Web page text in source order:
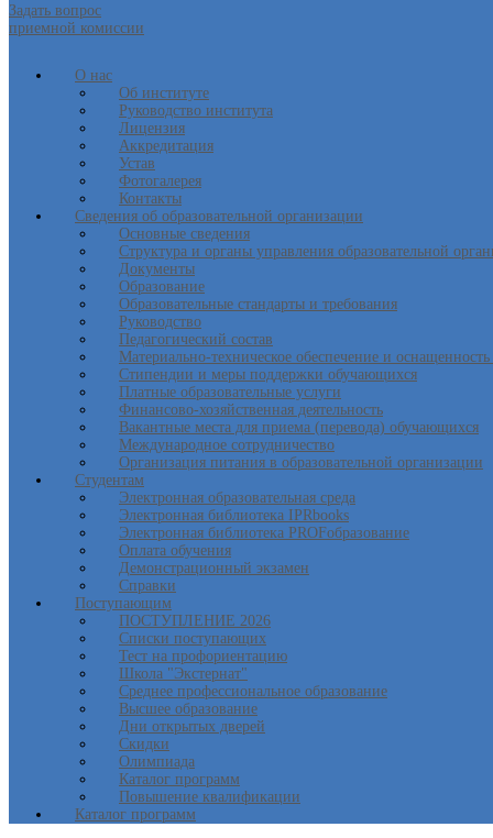
Задать вопрос
приемной комиссии
О нас
Об институте
Руководство института
Лицензия
Аккредитация
Устав
Фотогалерея
Контакты
Сведения об образовательной организации
Основные сведения
Структура и органы управления образовательной
Документы
Образование
Образовательные стандарты и требования
Руководство
Педагогический состав
Материально-техническое обеспечение и
Стипендии и меры поддержки обучающихся
Платные образовательные услуги
Финансово-хозяйственная деятельность
Вакантные места для приема (перевода) обучающихся
Международное сотрудничество
Организация питания в образовательной организации
Студентам
Электронная образовательная среда
Электронная библиотека IPRbooks
Электронная библиотека PROFобразование
Оплата обучения
Демонстрационный экзамен
Справки
Поступающим
ПОСТУПЛЕНИЕ 2026
Списки поступающих
Тест на профориентацию
Школа "Экстернат"
Среднее профессиональное образование
Высшее образование
Дни открытых дверей
Скидки
Олимпиада
Каталог программ
Повышение квалификации
Каталог программ